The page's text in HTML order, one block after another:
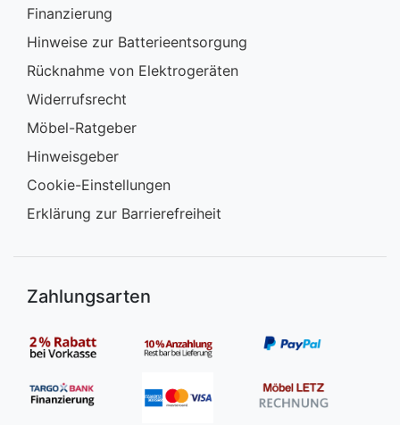
Finanzierung
Hinweise zur Batterieentsorgung
Rücknahme von Elektrogeräten
Widerrufsrecht
Möbel-Ratgeber
Hinweisgeber
Cookie-Einstellungen
Erklärung zur Barrierefreiheit
Zahlungsarten